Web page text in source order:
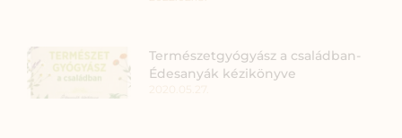
Természetgyógyász a családban-
Édesanyák kézikönyve